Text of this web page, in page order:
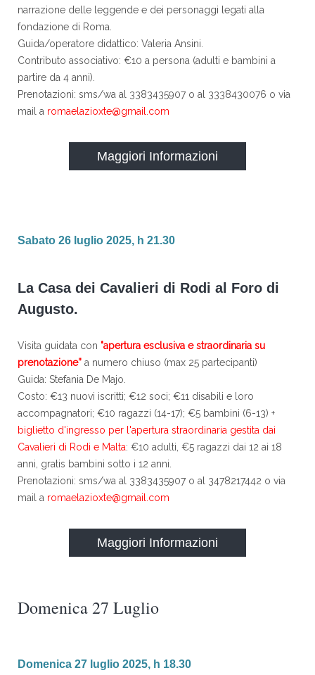
narrazione delle leggende e dei personaggi legati alla
fondazione di Roma.
Guida/operatore didattico: Valeria Ansini.
Contributo associativo: €10 a persona (adulti e bambini a
partire da 4 anni).
Prenotazioni: sms/wa al 3383435907 o al 3338430076 o via
mail a romaelazioxte@gmail.com
Maggiori Informazioni
Sabato 26 luglio 2025, h 21.30
La Casa dei Cavalieri di Rodi al Foro di
Augusto.
Visita guidata con "apertura esclusiva e straordinaria su
prenotazione” a numero chiuso (max 25 partecipanti)
Guida: Stefania De Majo.
Costo: €13 nuovi iscritti; €12 soci; €11 disabili e loro
accompagnatori; €10 ragazzi (14-17); €5 bambini (6-13) +
biglietto d'ingresso per l'apertura straordinaria gestita dai
Cavalieri di Rodi e Malta: €10 adulti, €5 ragazzi dai 12 ai 18
anni, gratis bambini sotto i 12 anni.
Prenotazioni: sms/wa al 3383435907 o al 3478217442 o via
mail a romaelazioxte@gmail.com
Maggiori Informazioni
Domenica 27 Luglio
Domenica 27 luglio 2025, h 18.30